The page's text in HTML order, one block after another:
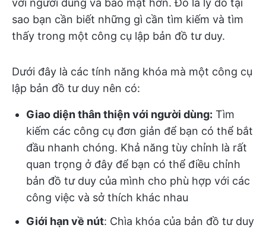
với người dùng và bảo mật hơn. Đó là lý do tại
sao bạn cần biết những gì cần tìm kiếm và tìm
thấy trong một công cụ lập bản đồ tư duy.
Dưới đây là các tính năng khóa mà một công cụ
lập bản đồ tư duy nên có:
Giao diện thân thiện với người dùng: Tìm
kiếm các công cụ đơn giản để bạn có thể bắt
đầu nhanh chóng. Khả năng tùy chỉnh là rất
quan trọng ở đây để bạn có thể điều chỉnh
bản đồ tư duy của mình cho phù hợp với các
công việc và sở thích khác nhau
Giới hạn về nút: Chìa khóa của bản đồ tư duy